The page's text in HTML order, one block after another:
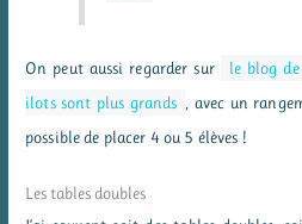
On peut aussi regarder sur
le blog
ilots sont plus grands , avec un
possible de placer 4 ou 5 élèves !
Les tables doubles